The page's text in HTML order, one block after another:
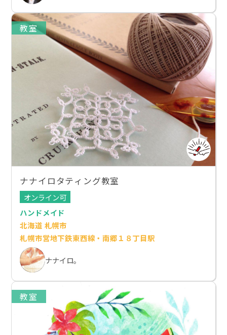
教室
ナナイロタティング教室
オンライン可
ハンドメイド
北海道 札幌市
札幌市営地下鉄東西線・南郷１８丁目駅
ナナイロ。
教室